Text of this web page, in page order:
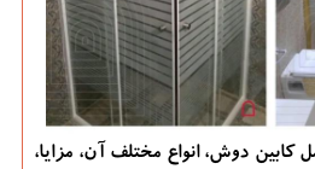
کابین دوش، انواع مختلف آن، مزایا،